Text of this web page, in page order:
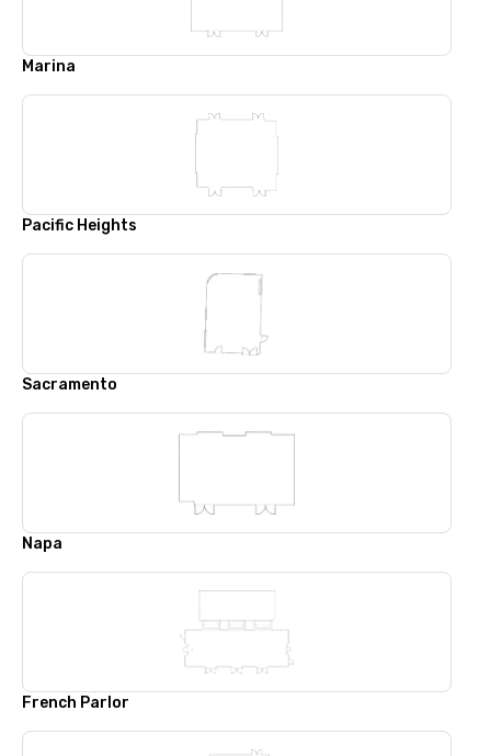
Marina
Pacific Heights
Sacramento
Napa
French Parlor